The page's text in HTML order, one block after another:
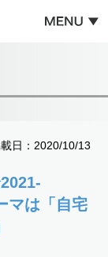
日：2020/10/13
マは「自宅